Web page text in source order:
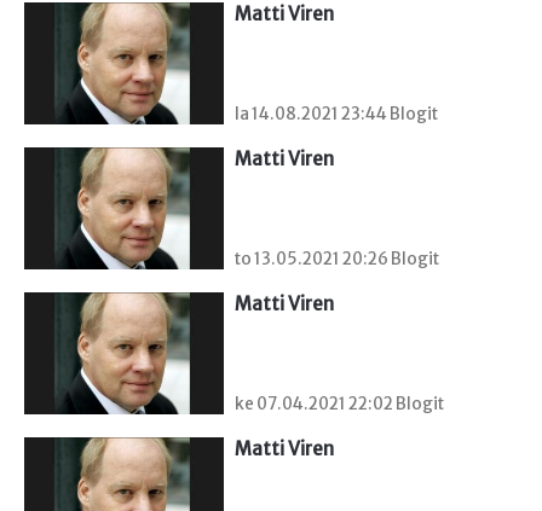
Matti Viren
la 14.08.2021 23:44 Blogit
Matti Viren
to 13.05.2021 20:26 Blogit
Matti Viren
ke 07.04.2021 22:02 Blogit
Matti Viren